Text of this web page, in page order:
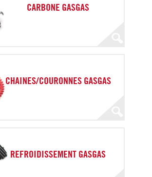
CARBONE GASGAS
CHAINES/COURONNES GASGAS
REFROIDISSEMENT GASGAS